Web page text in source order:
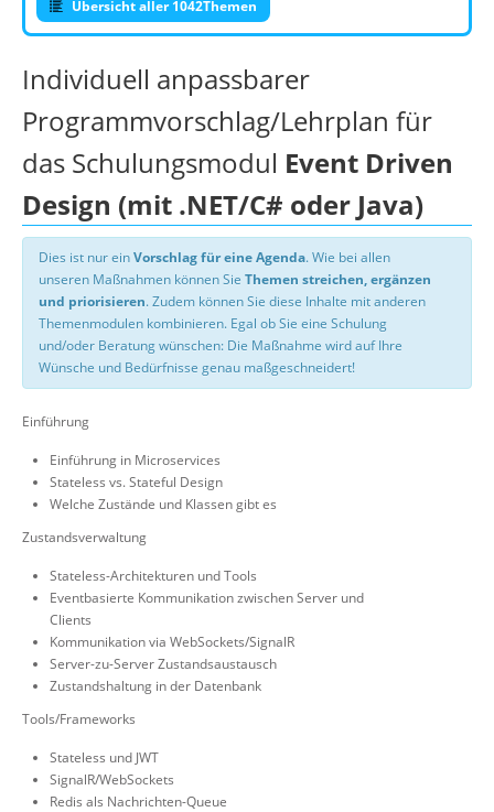
Übersicht aller 1042Themen
Individuell anpassbarer
Programmvorschlag/Lehrplan für
das Schulungsmodul Event Driven
Design (mit .NET/C# oder Java)
Dies ist nur einVorschlag für eine Agenda. Wie bei allen
unseren Maßnahmen können Sie Themen streichen, ergänzen
und priorisieren. Zudem können Sie diese Inhalte mit anderen
Themenmodulen kombinieren. Egal ob Sie eine Schulung
und/oder Beratung wünschen: Die Maßnahme wird auf Ihre
Wünsche und Bedürfnisse genau maßgeschneidert!
Einführung
Einführung in Microservices
Stateless vs. Stateful Design
Welche Zustände und Klassen gibt es
Zustandsverwaltung
Stateless-Architekturen und Tools
Eventbasierte Kommunikation zwischen Server und
Clients
Kommunikation via WebSockets/SignalR
Server-zu-Server Zustandsaustausch
Zustandshaltung in der Datenbank
Tools/Frameworks
Stateless und JWT
SignalR/WebSockets
Redis als Nachrichten-Queue